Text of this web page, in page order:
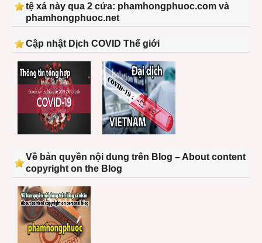
tệ xá này qua 2 cửa: phamhongphuoc.com và
phamhongphuoc.net
Cập nhật Dịch COVID Thế giới
Về bản quyền nội dung trên Blog – About content
copyright on the Blog